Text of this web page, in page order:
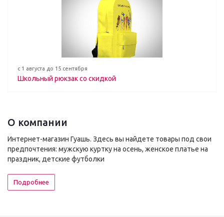
с 1 августа до 15 сентября
Школьный рюкзак со скидкой
О компании
Интернет-магазин Гуашь. Здесь вы найдете товары под свои
предпочтения: мужскую куртку на осень, женское платье на
праздник, детские футболки
Подробнее